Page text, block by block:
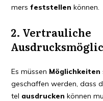
mers fest­stel­len kön­nen.
2. Ver­trau­li­che
Es müs­sen Mög­lich­kei­ten
geschaf­fen wer­den, dass
tel aus­dru­cken kön­nen